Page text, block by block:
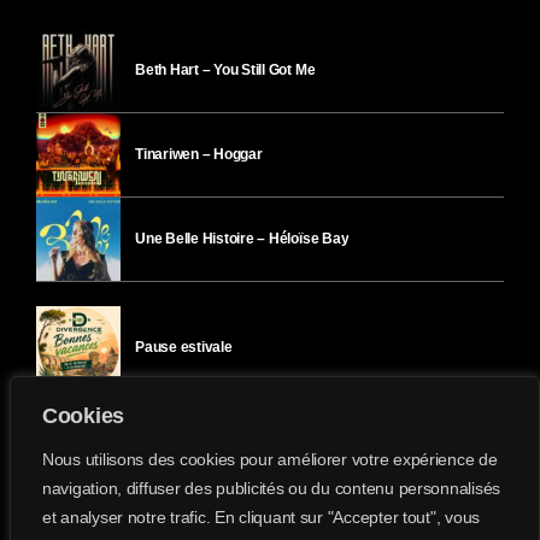
Cookies
Nous utilisons des cookies pour améliorer votre expérience de
navigation, diffuser des publicités ou du contenu personnalisés
et analyser notre trafic. En cliquant sur "Accepter tout", vous
Beth Hart – You Still Got Me
Tinariwen – Hoggar
Une Belle Histoire – Héloïse Bay
Pause estivale
Ici l’Ombre – mardi 28 juillet